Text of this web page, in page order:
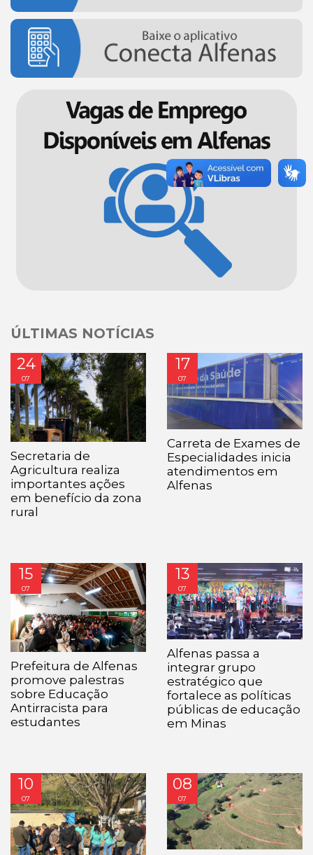
ÚLTIMAS NOTÍCIAS
24
07
Secretaria de
Agricultura realiza
importantes ações
em benefício da zona
rural
17
07
Carreta de Exames de
Especialidades inicia
atendimentos em
Alfenas
15
07
Prefeitura de Alfenas
promove palestras
sobre Educação
Antirracista para
estudantes
13
07
Alfenas passa a
integrar grupo
estratégico que
fortalece as políticas
públicas de educação
em Minas
10
07
08
07